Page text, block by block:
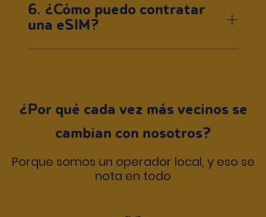
6. ¿Cómo puedo contratar
una eSIM?
¿Por qué cada vez más vecinos se
cambian con nosotros?
Porque somos un operador local, y eso se
nota en todo